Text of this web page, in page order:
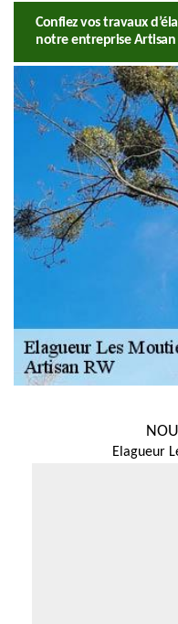
Confiez vos travaux
notre entreprise Artisan
Elagueur